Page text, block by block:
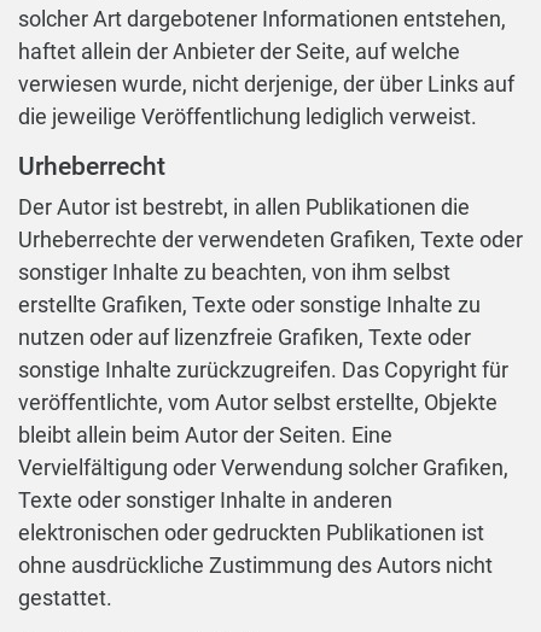
solcher Art dargebotener Informationen entstehen,
haftet allein der Anbieter der Seite, auf welche
verwiesen wurde, nicht derjenige, der über Links auf
die jeweilige Veröffentlichung lediglich verweist.
Urheberrecht
Der Autor ist bestrebt, in allen Publikationen die
Urheberrechte der verwendeten Grafiken, Texte oder
sonstiger Inhalte zu beachten, von ihm selbst
erstellte Grafiken, Texte oder sonstige Inhalte zu
nutzen oder auf lizenzfreie Grafiken, Texte oder
sonstige Inhalte zurückzugreifen. Das Copyright für
veröffentlichte, vom Autor selbst erstellte, Objekte
bleibt allein beim Autor der Seiten. Eine
Vervielfältigung oder Verwendung solcher Grafiken,
Texte oder sonstiger Inhalte in anderen
elektronischen oder gedruckten Publikationen ist
ohne ausdrückliche Zustimmung des Autors nicht
gestattet.